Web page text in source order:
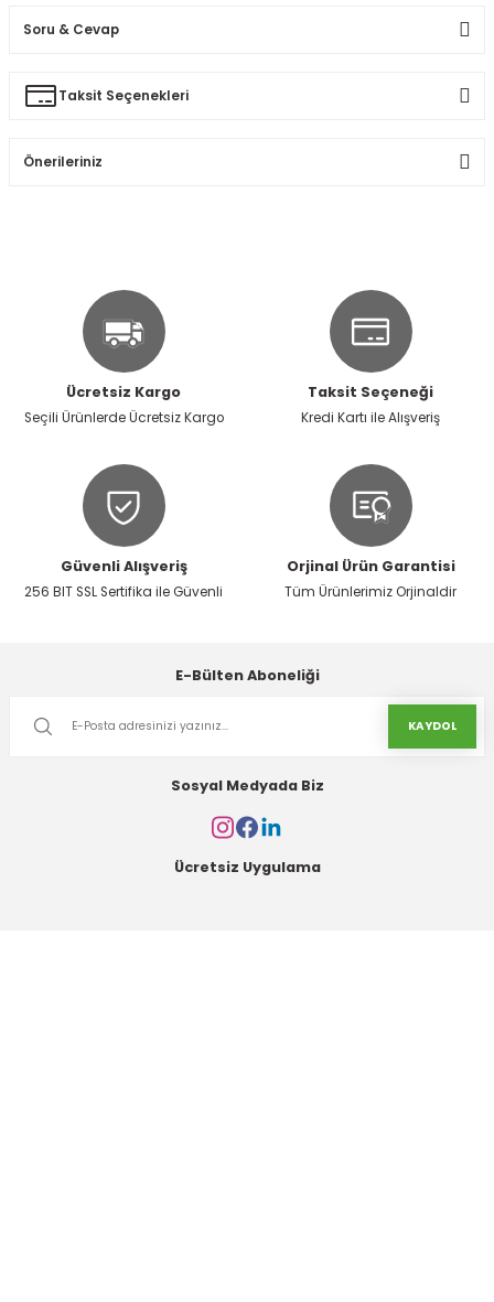
Soru & Cevap
Taksit Seçenekleri
Önerileriniz
Ürün resmi kalitesiz, bozuk veya görüntülenemiyor.
Ürün açıklamasında eksik bilgiler bulunuyor.
Ürün bilgilerinde hatalar bulunuyor.
Ürün fiyatı diğer sitelerden daha pahalı.
Ücretsiz Kargo
Seçili Ürünlerde Ücretsiz Kargo
Taksit Seçeneği
Kredi Kartı ile Alışveriş
Güvenli Alışveriş
256 BIT SSL Sertifika ile Güvenli
Orjinal Ürün Garantisi
Tüm Ürünlerimiz Orjinaldir
E-Bülten Aboneliği
KAYDOL
Sosyal Medyada Biz
Ücretsiz Uygulama